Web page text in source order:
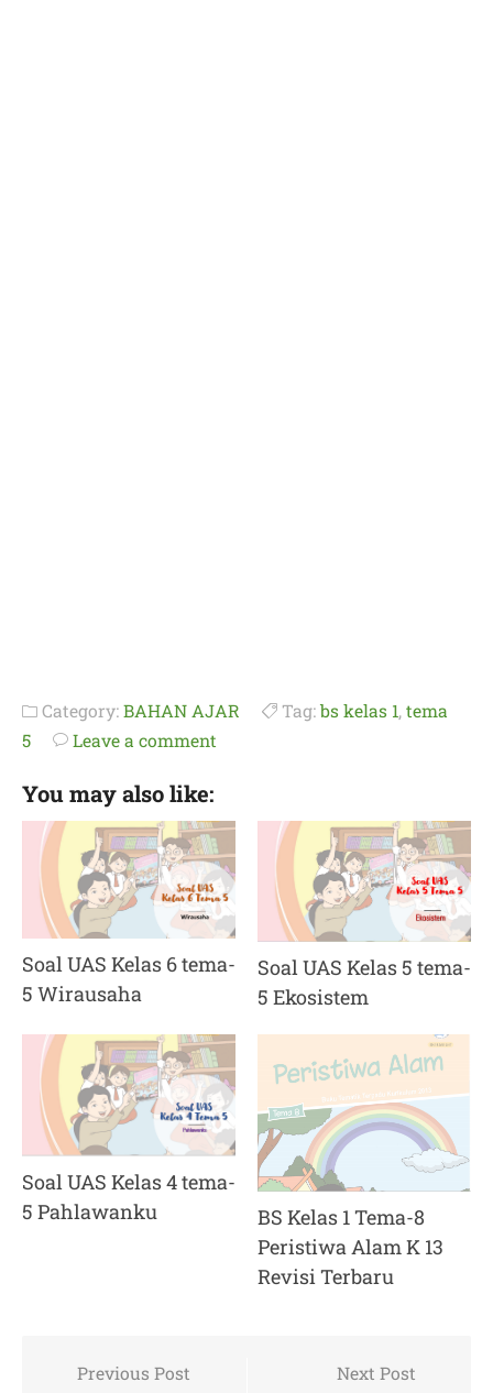
Category:BAHAN AJAR Tag:bs kelas 1,tema
5
Leave a comment
You may also like:
Soal UAS Kelas 6 tema-
5 Wirausaha
Soal UAS Kelas 5 tema-
5 Ekosistem
Soal UAS Kelas 4 tema-
5 Pahlawanku
BS Kelas 1 Tema-8
Peristiwa Alam K 13
Revisi Terbaru
Post
Previous Post Next Post